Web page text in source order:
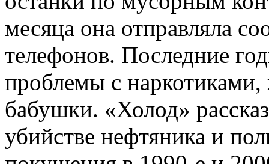
месяца она отправляла
телефонов. Последние
проблемы с
бабушки. «Холод»
убийстве нефтяника и